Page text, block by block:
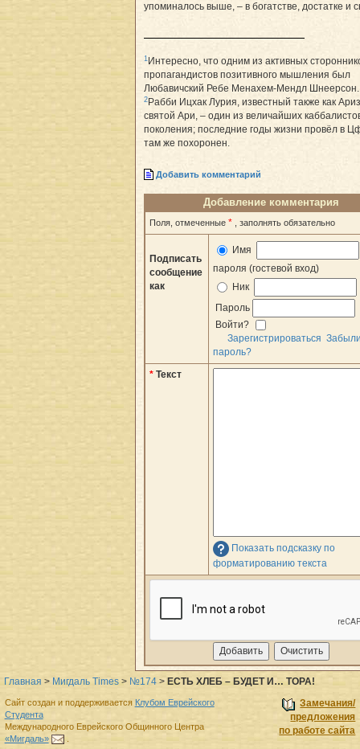
упоминалось выше, – в богатстве, достатке и
1 Интересно, что одним из активных
пропагандистов позитивного мышления был
Любавичский Ребе Менахем-Мендл Шнеерсон.
2 Рабби Ицхак Лурия, известный также как
святой Ари, – один из величайших
поколения; последние годы жизни провёл в
там же похоронен.
Добавить комментарий
Добавление комментария
Поля, отмеченные * , заполнять обязательно
Подписать
сообщение
как
Имя
пароля (гостевой вход)
Ник
Пароль
Войти?
Зарегистрироваться
пароль?
* Текст
Показать подсказку по
форматированию текста
Главная > Мигдаль Times > №174 > ЕСТЬ ХЛЕБ – БУДЕТ И… ТОРА!
Замечания/
предложения
по работе сайта
Сайт создан и поддерживается Клубом Еврейского
Студента
Международного Еврейского Общинного Центра
«Мигдаль»
.